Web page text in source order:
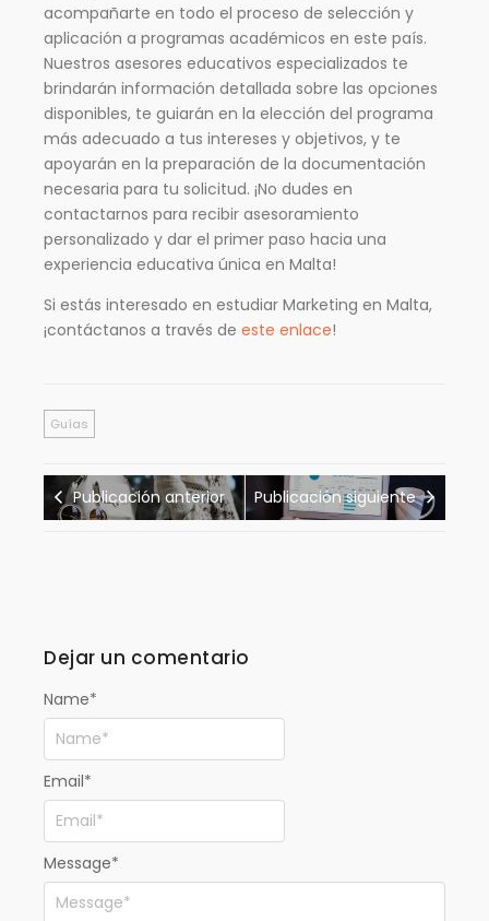
acompañarte en todo el proceso de selección y
aplicación a programas académicos en este país.
Nuestros asesores educativos especializados te
brindarán información detallada sobre las opciones
disponibles, te guiarán en la elección del programa
más adecuado a tus intereses y objetivos, y te
apoyarán en la preparación de la documentación
necesaria para tu solicitud. ¡No dudes en
contactarnos para recibir asesoramiento
personalizado y dar el primer paso hacia una
experiencia educativa única en Malta!
Si estás interesado en estudiar Marketing en Malta,
¡contáctanos a través de este enlace!
Guías
Publicación anterior Publicación siguiente
Dejar un comentario
Message*
Name*
Email*